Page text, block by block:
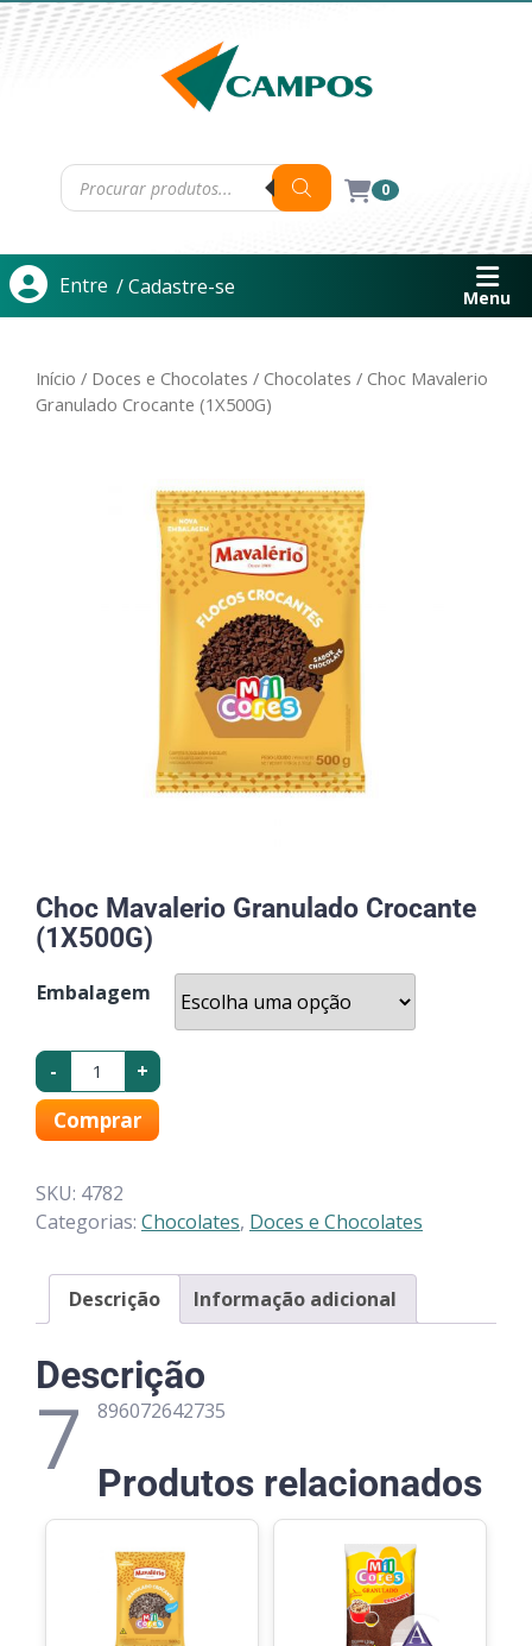
0
Entre / Cadastre-se Menu
Início / Doces e Chocolates / Chocolates / Choc Mavalerio
Granulado Crocante (1X500G)
Choc Mavalerio Granulado Crocante
(1X500G)
Embalagem
- +
Comprar
SKU: 4782
Categorias: Chocolates, Doces e Chocolates
Descrição Informação adicional
Descrição
7 896072642735
Produtos relacionados